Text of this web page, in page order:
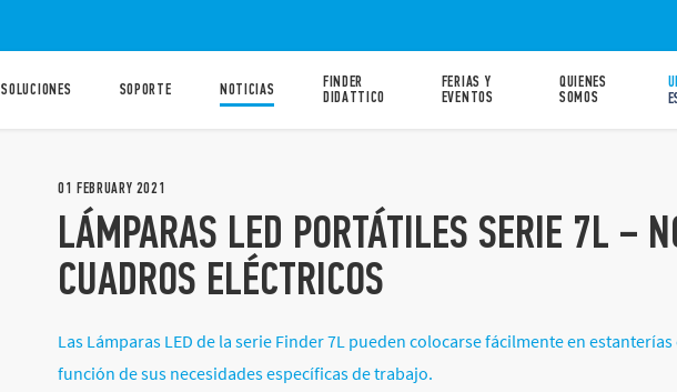
SOLUCIONES SOPORTE NOTICIAS
FINDER
DIDATTICO
FERIAS Y
EVENTOS
QUIENES
SOMOS
01 FEBRUARY 2021
LÁMPARAS LED PORTÁTILES SERIE 7L –
CUADROS ELÉCTRICOS
Las Lámparas LED de la serie Finder 7L pueden colocarse fácilmente en
función de sus necesidades específicas de trabajo.